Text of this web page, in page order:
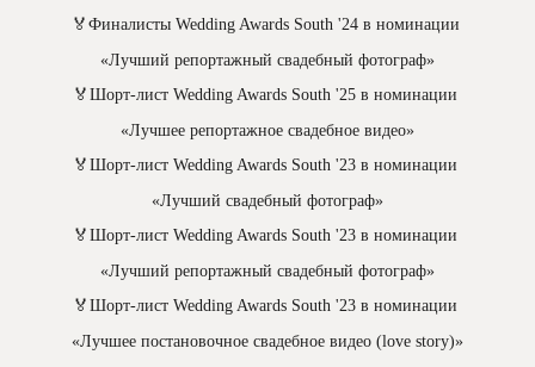
🏅Финалисты Wedding Awards South '24 в номинации
«Лучший репортажный свадебный фотограф»
🏅Шорт-лист Wedding Awards South '25 в номинации
«Лучшее репортажное свадебное видео»
🏅Шорт-лист Wedding Awards South '23 в номинации
«Лучший свадебный фотограф»
🏅Шорт-лист Wedding Awards South '23 в номинации
«Лучший репортажный свадебный фотограф»
🏅Шорт-лист Wedding Awards South '23 в номинации
«Лучшее постановочное свадебное видео (love story)»